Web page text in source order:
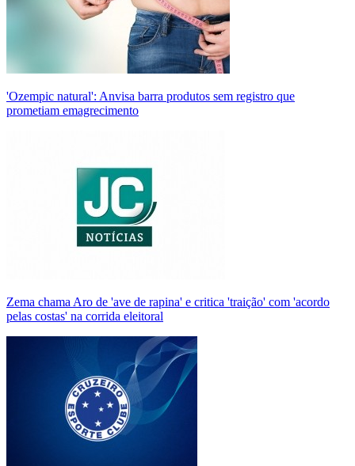
'Ozempic natural': Anvisa barra produtos sem registro que
prometiam emagrecimento
Zema chama Aro de 'ave de rapina' e critica 'traição' com 'acordo
pelas costas' na corrida eleitoral